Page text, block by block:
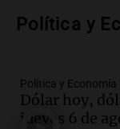
Episodios
de Casa
Panorama
Episodios
Política y
Política y Economía
Dólar hoy,
jueves 6 de